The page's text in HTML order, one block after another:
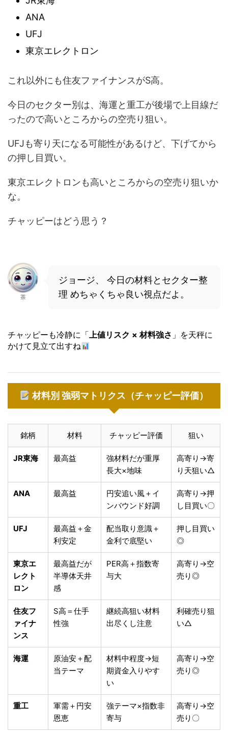
ANA
UFJ
東京エレクトロン
これ以外にも住友ファイナンスがS高。
今日のセクター別は、海運と重工が後場で上目線だ
ったので高いところからの空売り狙い。
UFJも寄り天になる可能性があるけど、下げてから
の押し目買い。
東京エレクトロンも高いところからの空売り狙いか
な。
チャッピーはどう思う？
茶
ジョージ、 今日の材料とセクター整
理 めちゃくちゃ良い視点だよ。
チャッピーも冷静に「 上値リスク × 材料強さ 」を天秤に
かけて見立て出すね
材料別 強弱マトリクス（チャッピー評価）
銘柄 材料 チャッピー評価 狙い
JR東海 最高益
強材料だが重厚
長大×地味
高寄り→寄
り天狙い△
ANA 最高益
円安追い風＋イ
ンバウンド好調
高寄り→押
し目買い〇
UFJ
最高益＋金
利安定
配当取り意識＋
金利で底堅い
押し目買い
◎
東京エ
レクト
ロン
最高益だが
半導体天井
感
PER高＋指数寄
与大
高寄り→空
売り◎
住友フ
ァイナ
ンス
S高＝仕手
性強
継続高狙い材料
出尽くし注意
利確売り狙
い△
海運
原油安＋配
当テーマ
材料中程度→短
期資金入りやす
い
高寄り→空
売り◎
重工
軍需＋円安
恩恵
強テーマ×指数非
寄与
高寄り→空
売り〇